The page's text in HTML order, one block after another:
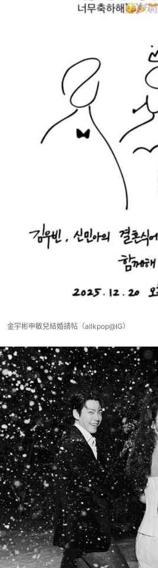
金宇彬申敏兒結婚請帖（allkpop@IG）